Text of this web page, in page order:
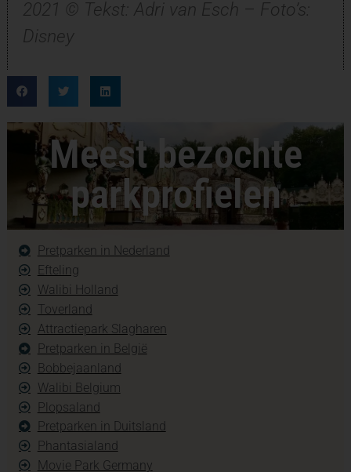
2021 © Tekst: Adri van Esch – Foto’s:
Disney
Meest bezochte
parkprofielen
Pretparken in Nederland
Efteling
Walibi Holland
Toverland
Attractiepark Slagharen
Pretparken in België
Bobbejaanland
Walibi Belgium
Plopsaland
Pretparken in Duitsland
Phantasialand
Movie Park Germany